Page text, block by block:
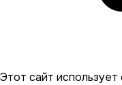
Этот сайт